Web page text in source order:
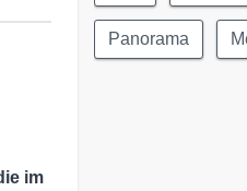
im
Panorama